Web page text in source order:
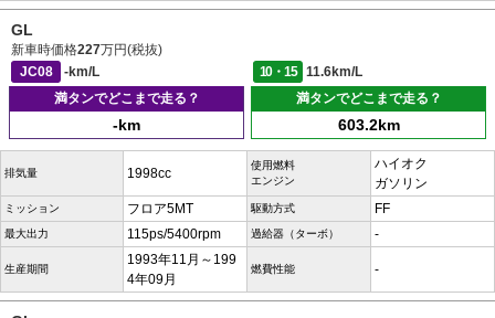
GL
新車時価格227万円(税抜)
JC08
-km/L 10・15
11.6km/L
満タンでどこまで走る？
-km
満タンでどこまで走る？
603.2km
排気量 1998cc
使用燃料
エンジン
ハイオク
ガソリン
ミッション フロア5MT 駆動方式 FF
最大出力 115ps/5400rpm 過給器（ターボ） -
生産期間
1993年11月～199
4年09月
燃費性能 -